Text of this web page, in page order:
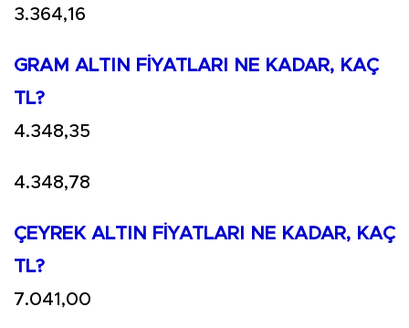
3.364,16
GRAM ALTIN FİYATLARI NE KADAR, KAÇ
TL?
4.348,35
4.348,78
ÇEYREK ALTIN FİYATLARI NE KADAR, KAÇ
TL?
7.041,00